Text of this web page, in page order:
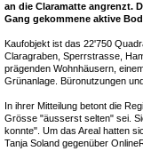
an die Claramatte angrenzt.
Gang gekommene aktive
Kaufobjekt ist das 22'750
Claragraben, Sperrstrasse,
prägenden Wohnhäusern,
Grünanlage. Büronutzungen
In ihrer Mitteilung betont die
Grösse "äusserst selten" sei.
konnte". Um das Areal hatten
Tanja Soland gegenüber